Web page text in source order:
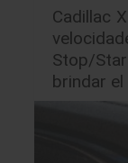
Cadillac
Stop/
brindar el